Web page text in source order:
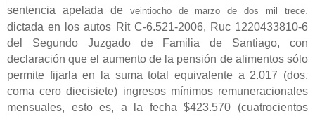
sentencia apelada de veintiocho de marzo de dos mil trece,
dictada en los autos Rit C-6.521-2006, Ruc 1220433810-6
del Segundo Juzgado de Familia de Santiago, con
declaración que el aumento de la pensión de alimentos sólo
permite fijarla en la suma total equivalente a 2.017 (dos,
coma cero diecisiete) ingresos mínimos remuneracionales
mensuales, esto es, a la fecha $423.570 (cuatrocientos